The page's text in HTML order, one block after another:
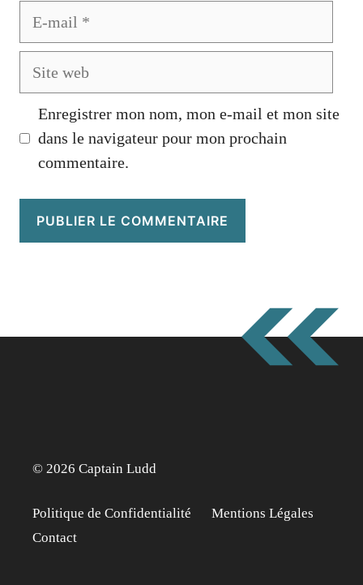
Enregistrer mon nom, mon e-mail et mon site
dans le navigateur pour mon prochain
commentaire.
© 2026 Captain Ludd
Politique de Confidentialité
Mentions Légales
Contact